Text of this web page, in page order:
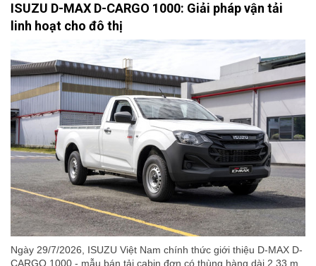
ISUZU D-MAX D-CARGO 1000: Giải pháp vận tải
linh hoạt cho đô thị
Ngày 29/7/2026, ISUZU Việt Nam chính thức giới thiệu D-MAX D-
CARGO 1000 - mẫu bán tải cabin đơn có thùng hàng dài 2,33 m